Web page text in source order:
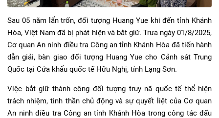
Sau 05 năm lẩn trốn, đối tượng Huang Yue khi đến tỉnh Khánh
Hòa, Việt Nam đã bị phát hiện và bắt giữ. Trưa ngày 01/8/2025,
Cơ quan An ninh điều tra Công an tỉnh Khánh Hòa đã tiến hành
dẫn giải, bàn giao đối tượng Huang Yue cho Cảnh sát Trung
Quốc tại Cửa khẩu quốc tế Hữu Nghị, tỉnh Lạng Sơn.
Việc bắt giữ thành công đối tượng truy nã quốc tế thể hiện
trách nhiệm, tinh thần chủ động và sự quyết liệt của Cơ quan
An ninh điều tra Công an tỉnh Khánh Hòa trong công tác đấu